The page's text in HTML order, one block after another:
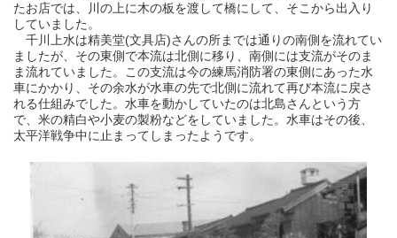
たお店では、川の上に木の板を渡して橋にして、そこから出入り
していました。
千川上水は精美堂(文具店)さんの所までは通りの南側を流れてい
ましたが、その東側で本流は北側に移り、南側には支流がそのま
ま流れていました。この支流は今の練馬消防署の東側にあった水
車にかかり、その余水が水車の先で北側に流れて再び本流に戻さ
れる仕組みでした。水車を動かしていたのは北島さんという方
で、米の精白や小麦の製粉などをしていました。水車はその後、
太平洋戦争中に止まってしまったようです。